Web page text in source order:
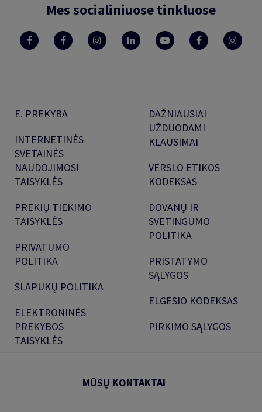
Mes socialiniuose tinkluose
E. PREKYBA
INTERNETINĖS
SVETAINĖS
NAUDOJIMOSI
TAISYKLĖS
PREKIŲ TIEKIMO
TAISYKLĖS
PRIVATUMO
POLITIKA
SLAPUKŲ POLITIKA
ELEKTRONINĖS
PREKYBOS
TAISYKLĖS
DAŽNIAUSIAI
UŽDUODAMI
KLAUSIMAI
VERSLO ETIKOS
KODEKSAS
DOVANŲ IR
SVETINGUMO
POLITIKA
PRISTATYMO
SĄLYGOS
ELGESIO KODEKSAS
PIRKIMO SĄLYGOS
MŪSŲ KONTAKTAI